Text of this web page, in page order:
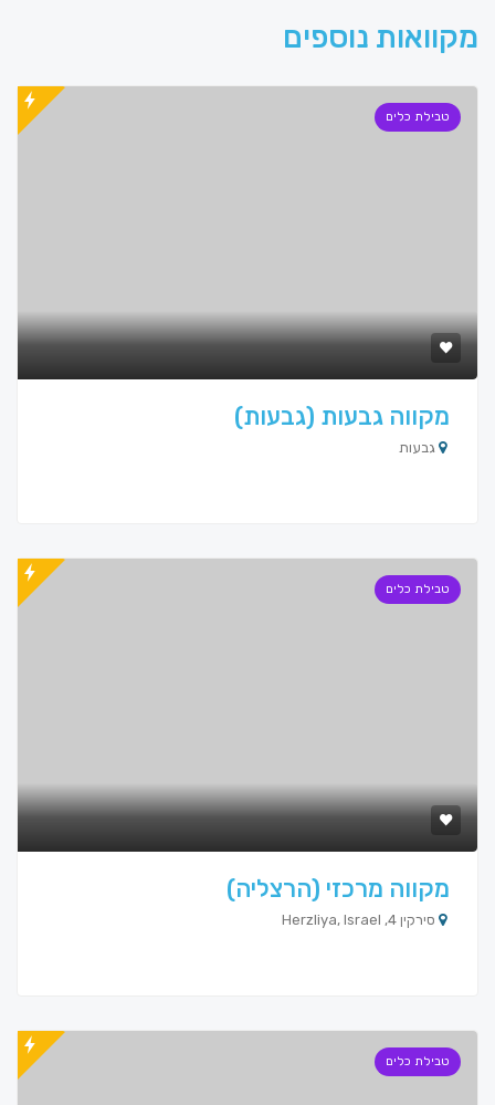
מקוואות נוספים
טבילת כלים
מקווה גבעות (גבעות)
גבעות
טבילת כלים
מקווה מרכזי (הרצליה)
סירקין 4, Herzliya, Israel
טבילת כלים